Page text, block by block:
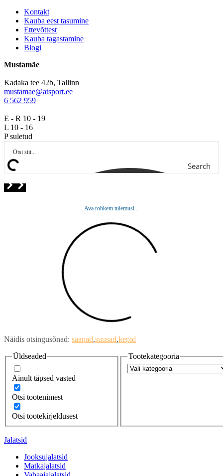
Kontakt
Kauba eest tasumine
Ettevõttest
Kauba tagastamine
Blogi
Mustamäe
Kadaka tee 42b, Tallinn
mustamae@atsport.ee
6 562 959
E - R 10 - 19
L 10 - 16
P suletud
Search
Ava rohkem tulemusi...
Näidis otsingusõnad: saapad suusad kepid
Üldseaded
Ainult täpsed vasted
Otsi tootenimest
Otsi tootekirjeldusest
Tootekategooria
Jalatsid
Jooksujalatsid
Matkajalatsid